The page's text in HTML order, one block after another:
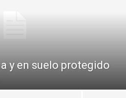
y en suelo protegido